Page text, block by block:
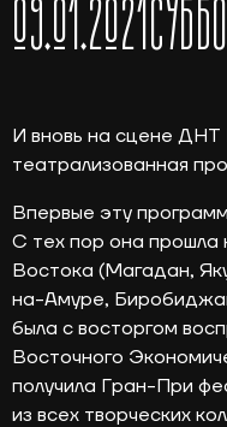
09.01.2021
И вновь на сцене
театрализованная
Впервые эту
С тех пор она прошла
Востока (Магадан,
на-Амуре,
была с восторгом
Восточного
получила Гран-При
из всех творческих